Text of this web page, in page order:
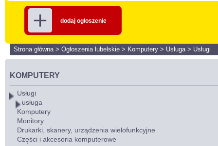
dodaj ogłoszenie
Strona główna> Ogłoszenia lubelskie > Komputery > Usługa> Usługi
KOMPUTERY
Usługi
usługa
Komputery
Monitory
Drukarki, skanery, urządzenia wielofunkcyjne
Części i akcesoria komputerowe